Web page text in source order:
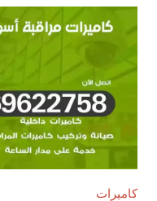
كاميرات